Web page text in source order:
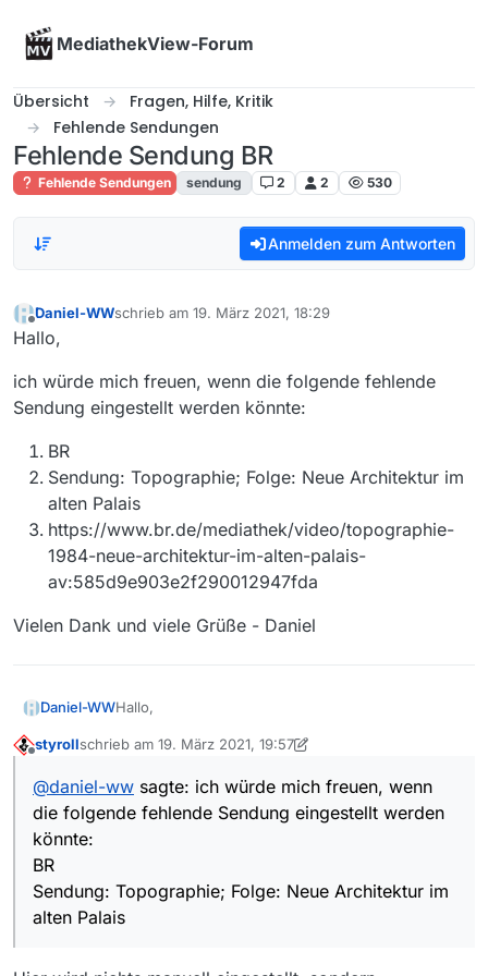
MediathekView-Forum
Übersicht
Fragen, Hilfe, Kritik
Fehlende Sendungen
Fehlende Sendung BR
Fehlende Sendungen sendung 2 2 530
Anmelden zum Antworten
Offline
Daniel-WWschrieb am 19. März 2021, 18:29
zuletzt editiert von
Hallo,
ich würde mich freuen, wenn die folgende fehlende
Sendung eingestellt werden könnte:
BR
Sendung: Topographie; Folge: Neue Architektur im
alten Palais
https://www.br.de/mediathek/video/topographie-
1984-neue-architektur-im-alten-palais-
av:585d9e903e2f290012947fda
Vielen Dank und viele Grüße - Daniel
Daniel-WWHallo,
ich würde mich freuen, wenn die folgende
BR
Sendung: Topographie; Folge: Neue
av:585d9e903e2f290012947fda
Vielen Dank und viele Grüße - Daniel
styrollschrieb am 19. März 2021, 19:57
zuletzt editiert von styroll
@daniel-ww sagte: ich würde mich freuen, wenn
die folgende fehlende Sendung eingestellt werden
könnte:
BR
Sendung: Topographie; Folge: Neue Architektur im
alten Palais